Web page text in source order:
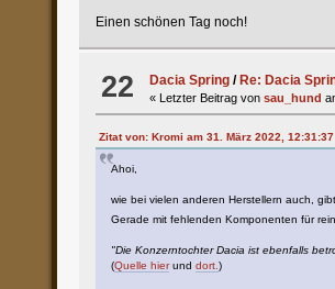
Einen schönen Tag noch!
22 Dacia Spring / Re: Dacia
« Letzter Beitrag vonsau_hund
Zitat von: Kromi am 31. März 2022, 12:31:37
Ahoi,
wie bei vielen anderen Herstellern auch,
Gerade mit fehlenden Komponenten für
"Die Konzerntochter Dacia ist ebenfalls
(Quelle hierund dort.)